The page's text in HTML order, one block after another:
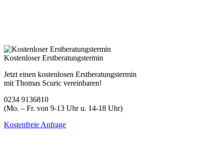
Kostenloser Erstberatungstermin
Jetzt einen kostenlosen Erstberatungstermin
mit Thomas Scuric vereinbaren!
0234 9136810
(Mo. – Fr. von 9-13 Uhr u. 14-18 Uhr)
Kostenfreie Anfrage